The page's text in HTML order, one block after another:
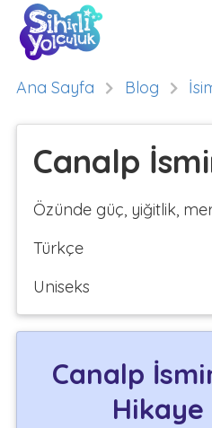
Ana Sayfa Blog
Canalp
Özünde güç, yiğitlik,
Türkçe
Uniseks
Canalp
Hikaye